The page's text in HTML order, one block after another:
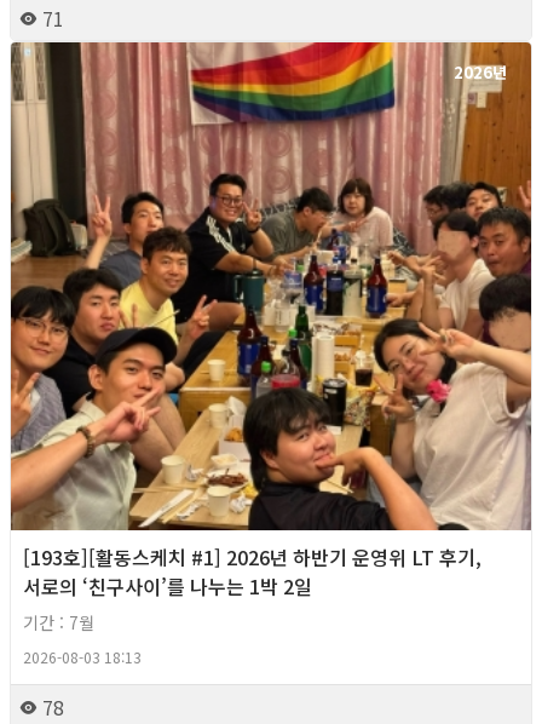
71
2026년
[193호][활동스케치 #1] 2026년 하반기 운영위 LT 후기,
서로의 ‘친구사이’를 나누는 1박 2일
기간 : 7월
2026-08-03 18:13
78